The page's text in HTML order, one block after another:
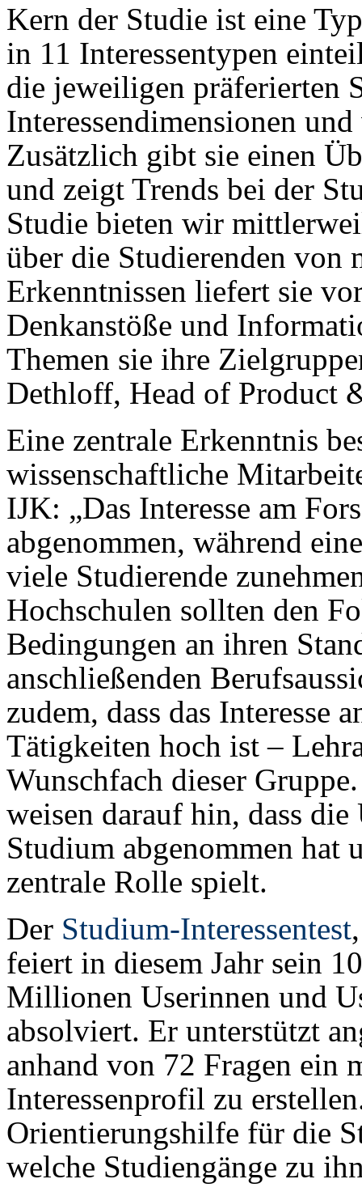
Kern der Studie ist eine
in 11 Interessentypen
die jeweiligen präferierten
Interessendimensionen
Zusätzlich gibt sie einen
und zeigt Trends bei der
Studie bieten wir
über die Studierenden von
Erkenntnissen liefert sie
Denkanstöße und
Themen sie ihre
Dethloff, Head of Product
Eine zentrale Erkenntnis
wissenschaftliche
IJK: „Das Interesse am
abgenommen, während
viele Studierende
Hochschulen sollten den
Bedingungen an ihren
anschließenden
zudem, dass das Interesse
Tätigkeiten hoch ist –
Wunschfach dieser
weisen darauf hin, dass
Studium abgenommen hat
zentrale Rolle spielt.
Der Studium-Interessentest
feiert in diesem Jahr sein
Millionen Userinnen und
absolviert. Er unterstützt
anhand von 72 Fragen ein
Interessenprofil zu
Orientierungshilfe für die
welche Studiengänge zu